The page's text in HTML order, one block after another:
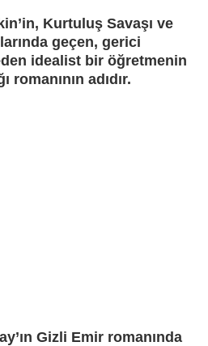
Kurtuluş Savaşı ve
geçen, gerici
idealist bir öğretmenin
romanının adıdır.
Gizli Emir romanında